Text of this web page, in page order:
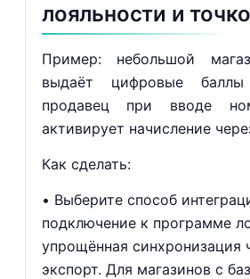
лояльности и
Пример: небольшой
выдаёт цифровые
продавец при вводе
активирует начисление
Как сделать:
Выберите способ
подключение к программе
упрощённая синхронизация
экспорт. Для магазинов с